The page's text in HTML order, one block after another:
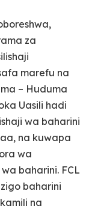
za
marefu na
– Huduma
Uasili hadi
wa baharini
na kuwapa
wa
baharini. FCL
baharini
na